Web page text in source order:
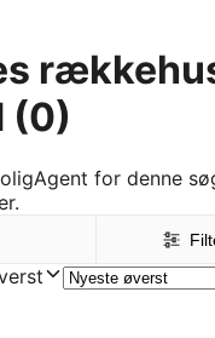
(0)
for denne